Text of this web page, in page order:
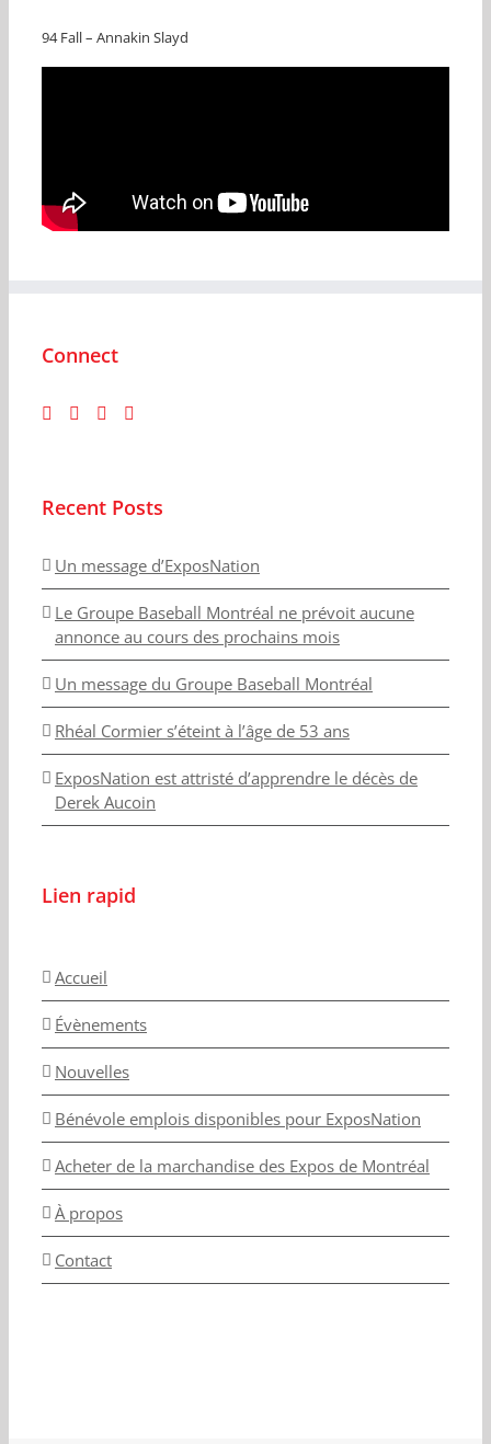
94 Fall – Annakin Slayd
Connect
Recent Posts
Un message d’ExposNation
Le Groupe Baseball Montréal ne prévoit aucune
annonce au cours des prochains mois
Un message du Groupe Baseball Montréal
Rhéal Cormier s’éteint à l’âge de 53 ans
ExposNation est attristé d’apprendre le décès de
Derek Aucoin
Lien rapid
Accueil
Évènements
Nouvelles
Bénévole emplois disponibles pour ExposNation
Acheter de la marchandise des Expos de Montréal
À propos
Contact